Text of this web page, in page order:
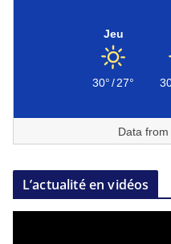
Jeu
30°/27°
Data from
L’actualité en vidéos